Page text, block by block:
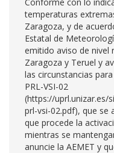
temperaturas
Zaragoza, y de
Estatal de
emitido aviso de nivel
Zaragoza y Teruel y
las circunstancias
PRL-VSI-02
(https://uprl.unizar.es/
prl-vsi-02.pdf), que se
que procede la
mientras se
anuncie la AEMET y